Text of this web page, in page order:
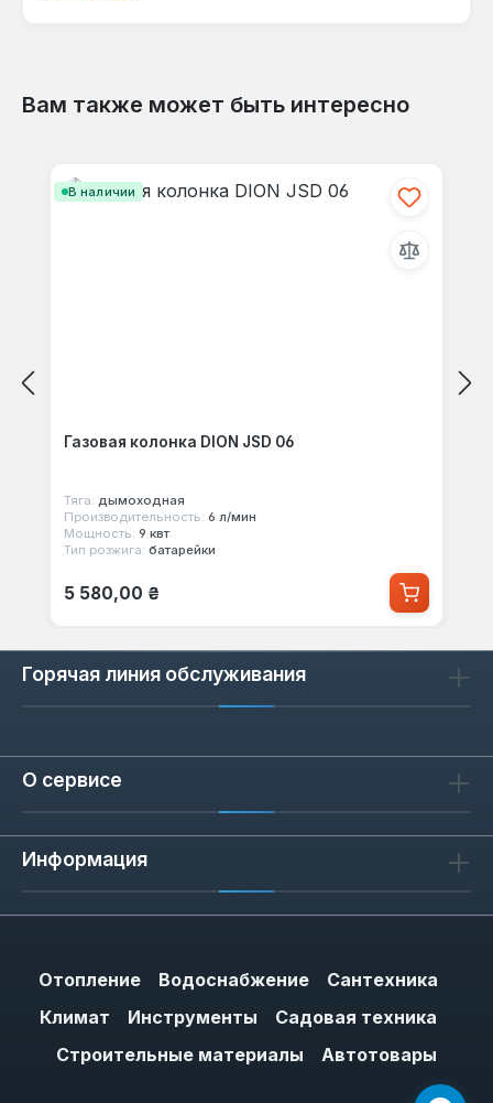
Вам также может быть интересно
В наличии
Газовая колонка DION JSD 06
Тяга: дымоходная
Производительность: 6 л/мин
Мощность: 9 квт
Тип розжига: батарейки
Обычная цена:
5 580,00 ₴
Горячая линия обслуживания
О сервисе
Информация
Отопление Водоснабжение
Сантехника
Климат
Инструменты
Садовая техника
Строительные материалы
Автотовары